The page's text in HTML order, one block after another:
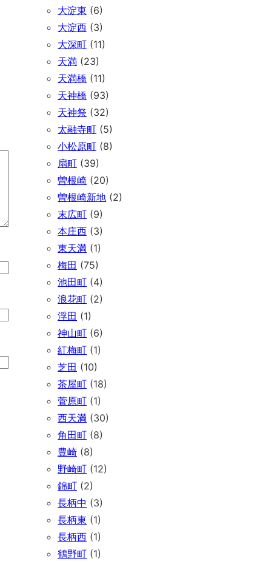
大淀東 (6)
大淀西 (3)
大深町 (11)
天満 (23)
天満橋 (11)
天神橋 (93)
天神祭 (32)
太融寺町 (5)
小松原町 (8)
扇町 (39)
曽根崎 (20)
曽根崎新地 (2)
末広町 (9)
本庄西 (3)
東天満 (1)
梅田 (75)
池田町 (4)
浪花町 (2)
浮田 (1)
神山町 (6)
紅梅町 (1)
芝田 (10)
茶屋町 (18)
菅原町 (1)
西天満 (30)
角田町 (8)
豊崎 (8)
野崎町 (12)
錦町 (2)
長柄中 (3)
長柄東 (1)
長柄西 (1)
鶴野町 (1)